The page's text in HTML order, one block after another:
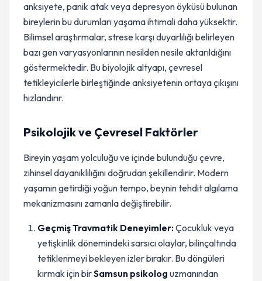
anksiyete, panik atak veya depresyon öyküsü bulunan
bireylerin bu durumları yaşama ihtimali daha yüksektir.
Bilimsel araştırmalar, strese karşı duyarlılığı belirleyen
bazı gen varyasyonlarının nesilden nesile aktarıldığını
göstermektedir. Bu biyolojik altyapı, çevresel
tetikleyicilerle birleştiğinde anksiyetenin ortaya çıkışını
hızlandırır.
Psikolojik ve Çevresel Faktörler
Bireyin yaşam yolculuğu ve içinde bulunduğu çevre,
zihinsel dayanıklılığını doğrudan şekillendirir. Modern
yaşamın getirdiği yoğun tempo, beynin tehdit algılama
mekanizmasını zamanla değiştirebilir.
Geçmiş Travmatik Deneyimler:Çocukluk veya
yetişkinlik dönemindeki sarsıcı olaylar, bilinçaltında
tetiklenmeyi bekleyen izler bırakır. Bu döngüleri
kırmak için birSamsun psikolog uzmanından